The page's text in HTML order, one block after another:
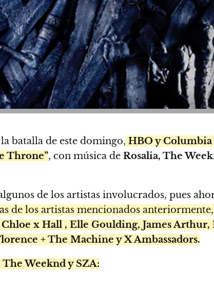
batalla de este domingo, HBO y Columbia
Throne”, con música de Rosalia, The
de los artistas involucrados, pues
de los artistas mencionados
x Hall , Elle Goulding, James
+ The Machine y X Ambassadors.
Weeknd y SZA: